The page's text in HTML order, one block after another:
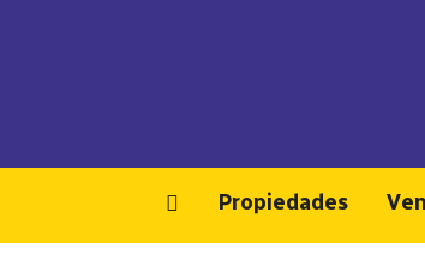
Propiedades